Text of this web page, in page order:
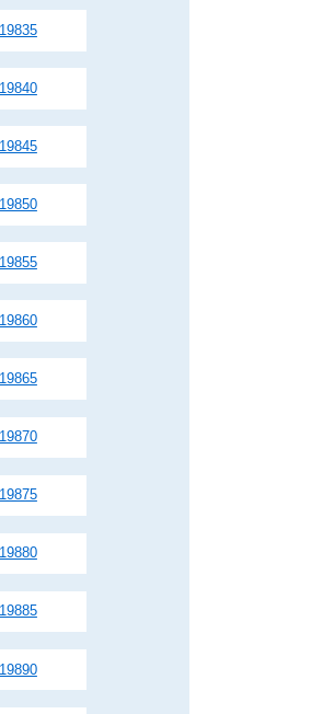
19835
19840
19845
19850
19855
19860
19865
19870
19875
19880
19885
19890